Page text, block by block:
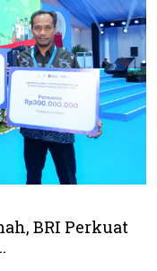
BRI Perkuat